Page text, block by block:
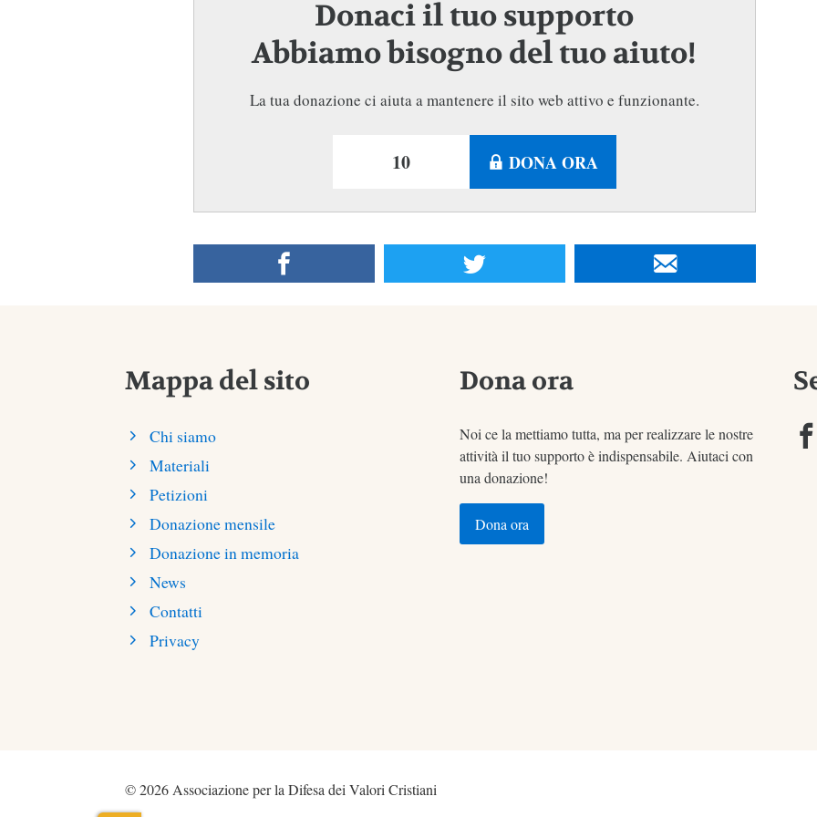
Donaci il tuo supporto
Abbiamo bisogno del tuo aiuto!
La tua donazione ci aiuta a mantenere il sito web attivo e funzionante.
DONA ORA
Mappa del sito
Chi siamo
Materiali
Petizioni
Donazione mensile
Donazione in memoria
News
Contatti
Privacy
Dona ora
Noi ce la mettiamo tutta, ma per realizzare le nostre
attività il tuo supporto è indispensabile. Aiutaci con
una donazione!
Dona ora
© 2026 Associazione per la Difesa dei Valori Cristiani